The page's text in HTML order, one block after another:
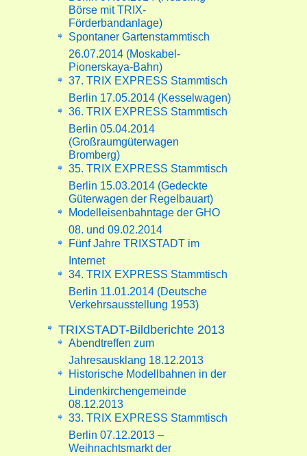
Börse mit TRIX-
Förderbandanlage)
Spontaner Gartenstammtisch
26.07.2014 (Moskabel-
Pionerskaya-Bahn)
37. TRIX EXPRESS Stammtisch
Berlin 17.05.2014 (Kesselwagen)
36. TRIX EXPRESS Stammtisch
Berlin 05.04.2014
(Großraumgüterwagen
Bromberg)
35. TRIX EXPRESS Stammtisch
Berlin 15.03.2014 (Gedeckte
Güterwagen der Regelbauart)
Modelleisenbahntage der GHO
08. und 09.02.2014
Fünf Jahre TRIXSTADT im
Internet
34. TRIX EXPRESS Stammtisch
Berlin 11.01.2014 (Deutsche
Verkehrsausstellung 1953)
TRIXSTADT-Bildberichte 2013
Abendtreffen zum
Jahresausklang 18.12.2013
Historische Modellbahnen in der
Lindenkirchengemeinde
08.12.2013
33. TRIX EXPRESS Stammtisch
Berlin 07.12.2013 –
Weihnachtsmarkt der